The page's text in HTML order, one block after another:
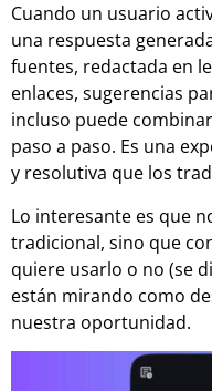
Cuando un usuario
una respuesta
fuentes, redactada en
enlaces, sugerencias
incluso puede
paso a paso. Es una
y resolutiva que los
Lo interesante es que
tradicional, sino que
quiere usarlo o no (se
están mirando como
nuestra oportunidad.